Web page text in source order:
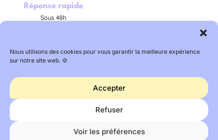
Nous utilisons des cookies pour vous garantir la meilleure expérience
sur notre site web. 🍪
Accepter
Refuser
Voir les préférences
Réponse rapide
Sous 48h